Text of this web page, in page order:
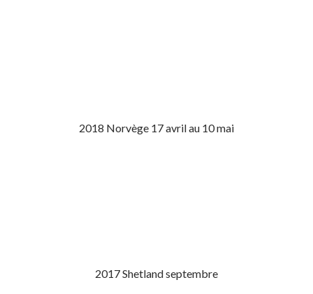
2018 Norvège 17 avril au 10 mai
2017 Shetland septembre